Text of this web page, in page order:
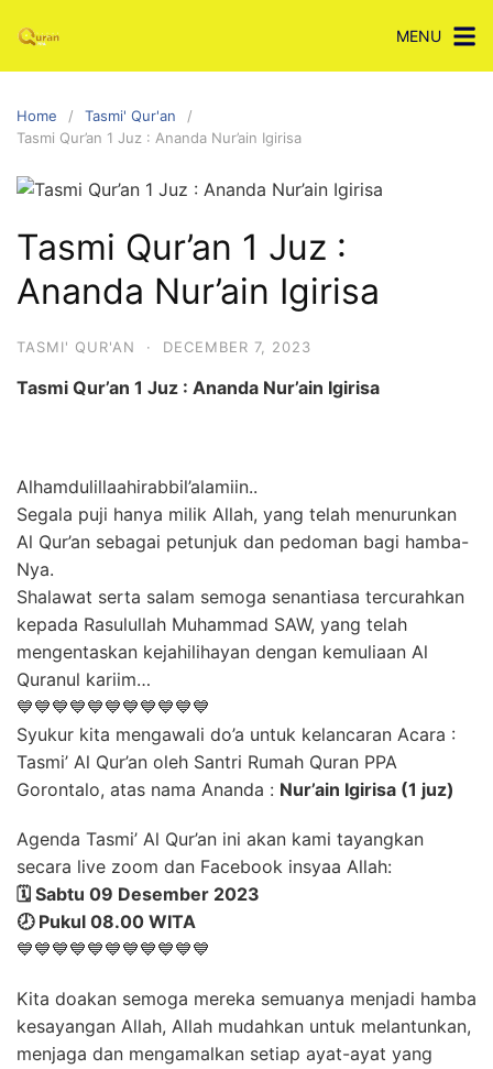
content
MENU
Home
Tasmi' Qur'an
Tasmi Qur’an 1 Juz : Ananda Nur’ain Igirisa
Tasmi Qur’an 1 Juz :
Ananda Nur’ain Igirisa
TASMI' QUR'AN · DECEMBER 7, 2023
Tasmi Qur’an 1 Juz : Ananda Nur’ain Igirisa
Alhamdulillaahirabbil’alamiin..
Segala puji hanya milik Allah, yang telah menurunkan
Al Qur’an sebagai petunjuk dan pedoman bagi hamba-
Nya.
Shalawat serta salam semoga senantiasa tercurahkan
kepada Rasulullah Muhammad SAW, yang telah
mengentaskan kejahilihayan dengan kemuliaan Al
Quranul kariim…
💙💙💙💙💙💙💙💙💙💙💙
Syukur kita mengawali do’a untuk kelancaran Acara :
Tasmi’ Al Qur’an oleh Santri Rumah Quran PPA
Gorontalo, atas nama Ananda : Nur’ain Igirisa (1 juz)
Agenda Tasmi’ Al Qur’an ini akan kami tayangkan
secara live zoom dan Facebook insyaa Allah:
🗓️ Sabtu 09 Desember 2023
🕗 Pukul 08.00 WITA
💙💙💙💙💙💙💙💙💙💙💙
Kita doakan semoga mereka semuanya menjadi hamba
kesayangan Allah, Allah mudahkan untuk melantunkan,
menjaga dan mengamalkan setiap ayat-ayat yang